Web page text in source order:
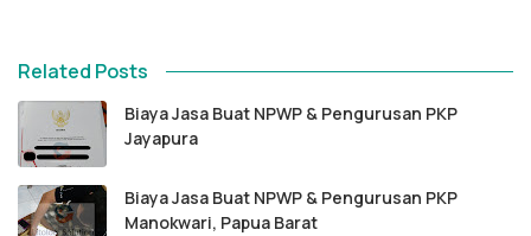
Related Posts
Biaya Jasa Buat NPWP & Pengurusan PKP
Jayapura
Biaya Jasa Buat NPWP & Pengurusan PKP
Manokwari, Papua Barat